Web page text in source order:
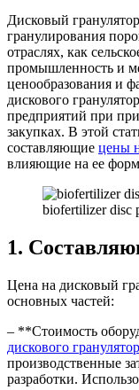
Дисковый
гранулирования
отраслях, как
промышленность и
ценообразования и
дискового
предприятий при
закупках. В этой
составляющие цены
влияющие на ее
biofertilizer disc
1.
Цена на дисковый
основных частей:
– **Стоимость
дискового
производственные
разработки.